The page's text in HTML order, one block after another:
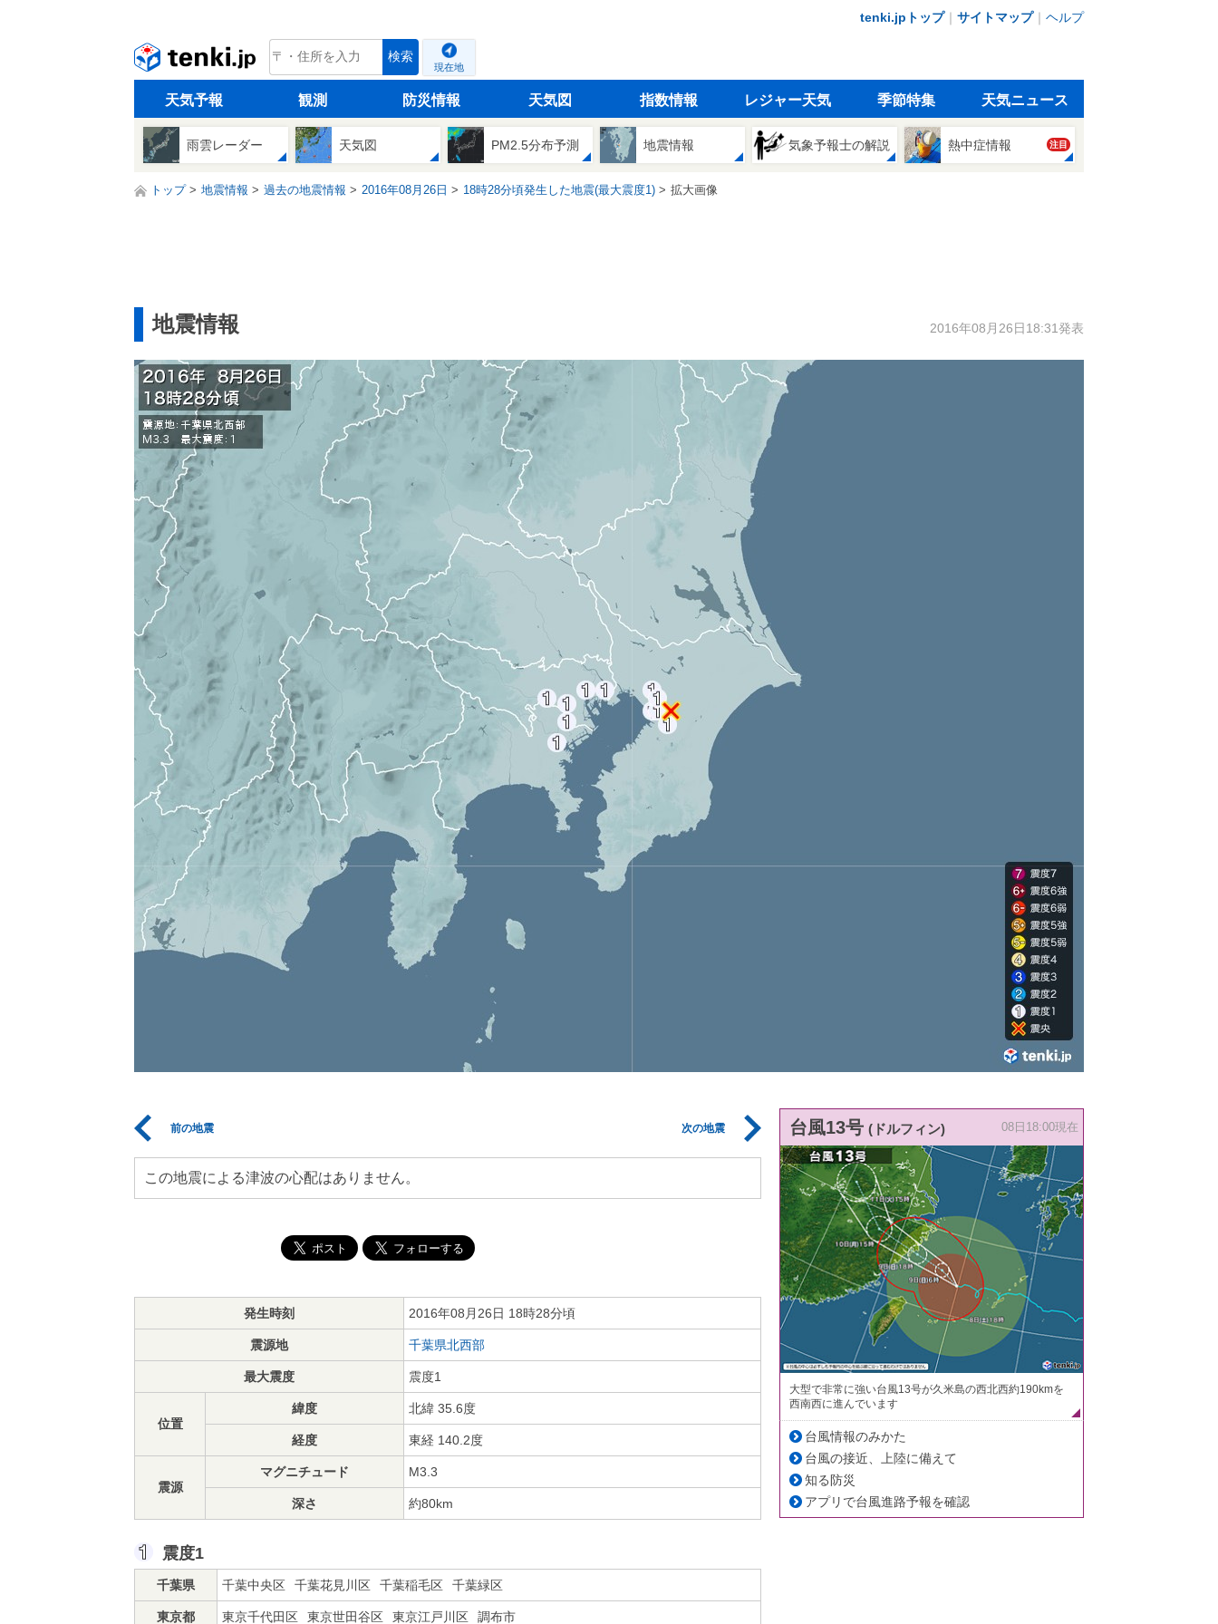
tenki.jpトップ｜ サイトマップ｜ ヘルプ
tenki.jp 検索
現在地
天気予報 観測 防災情報 天気図 指数情報 レジャー天気 季節特集 天気ニュース
雨雲レーダー 天気図 PM2.5分布予測 地震情報 気象予報士の解説 熱中症情報 注目
トップ 地震情報 過去の地震情報 2016年08月26日 18時28分頃発生した地震(最大震度1) 拡大画像
地震情報 2016年08月26日18:31発表
前の地震 次の地震
この地震による津波の心配はありません。
発生時刻 2016年08月26日 18時28分頃
震源地 千葉県北西部
最大震度 震度1
位置
緯度 北緯 35.6度
経度 東経 140.2度
震源
マグニチュード M3.3
深さ 約80km
震度1
千葉県 千葉中央区 千葉花見川区 千葉稲毛区 千葉緑区
東京都 東京千代田区 東京世田谷区 東京江戸川区 調布市
台風13号 (ドルフィン) 08日18:00現在
大型で非常に強い台風13号が久米島の西北西約190kmを
西南西に進んでいます
台風情報のみかた
台風の接近、上陸に備えて
知る防災
アプリで台風進路予報を確認